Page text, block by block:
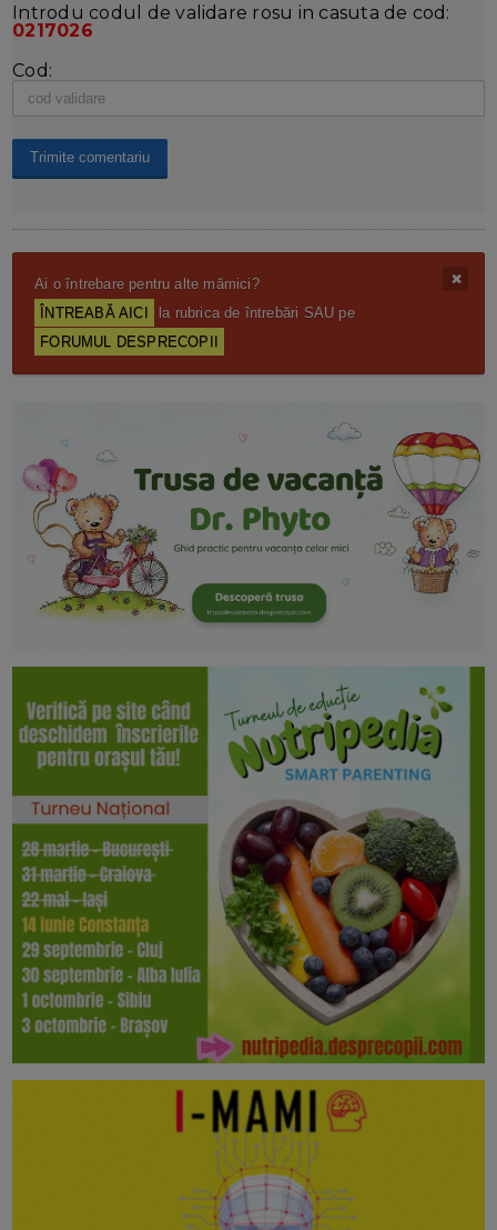
Introdu codul de validare rosu in casuta de cod:
0217026
Cod:
Ai o întrebare pentru alte mămici?
ÎNTREABĂ AICI
la rubrica de întrebări SAU pe
FORUMUL DESPRECOPII